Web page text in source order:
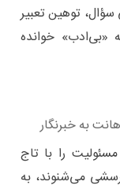
توهین تعبیر
«بی‌ادب» خوانده
به خبرنگار
را با تاج
می‌شنوند، به